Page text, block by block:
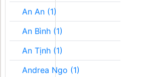
An An (1)
An Bình (1)
An Tịnh (1)
Andrea Ngo (1)